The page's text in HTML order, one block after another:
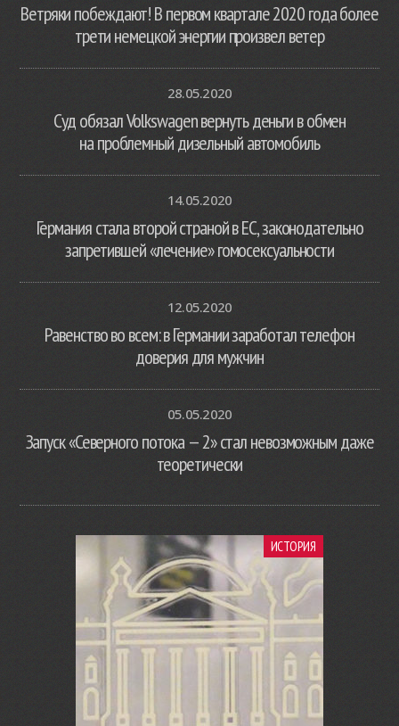
Ветряки побеждают! В первом квартале 2020 года более
трети немецкой энергии произвел ветер
28.05.2020
Суд обязал Volkswagen вернуть деньги в обмен
на проблемный дизельный автомобиль
14.05.2020
Германия стала второй страной в ЕС, законодательно
запретившей «лечение» гомосексуальности
12.05.2020
Равенство во всем: в Германии заработал телефон
доверия для мужчин
05.05.2020
Запуск «Северного потока — 2» стал невозможным даже
теоретически
ИСТОРИЯ